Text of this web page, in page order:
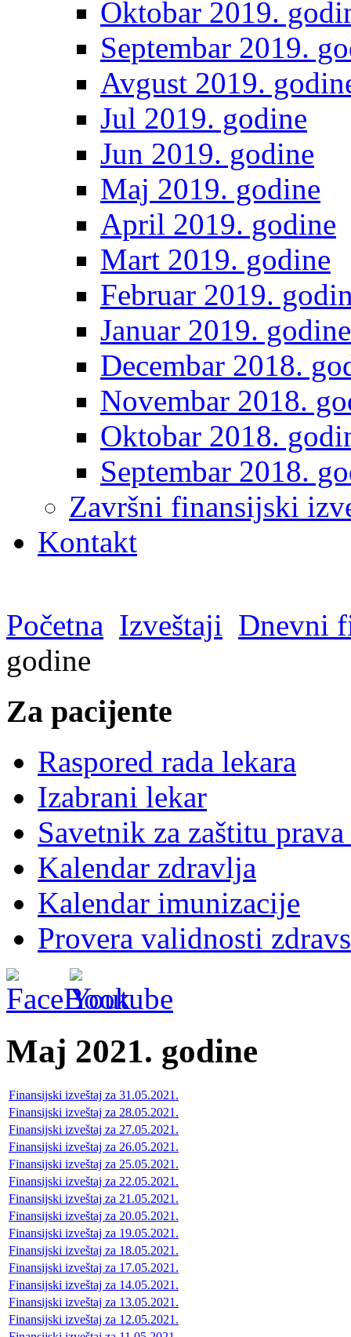
Oktobar 2019.
Septembar 2019.
Avgust 2019.
Jul 2019. godine
Jun 2019. godine
Maj 2019. godine
April 2019. godine
Mart 2019. godine
Februar 2019.
Januar 2019. godine
Decembar 2018.
Novembar 2018.
Oktobar 2018.
Septembar 2018.
Završni finansijski
Kontakt
Početna Izveštaji Dnevni
godine
Za pacijente
Raspored rada lekara
Izabrani lekar
Savetnik za zaštitu
Kalendar zdravlja
Kalendar imunizacije
Provera validnosti
Maj 2021. godine
Finansijski izveštaj za 31.05.2021.
Finansijski izveštaj za 28.05.2021.
Finansijski izveštaj za 27.05.2021.
Finansijski izveštaj za 26.05.2021.
Finansijski izveštaj za 25.05.2021.
Finansijski izveštaj za 22.05.2021.
Finansijski izveštaj za 21.05.2021.
Finansijski izveštaj za 20.05.2021.
Finansijski izveštaj za 19.05.2021.
Finansijski izveštaj za 18.05.2021.
Finansijski izveštaj za 17.05.2021.
Finansijski izveštaj za 14.05.2021.
Finansijski izveštaj za 13.05.2021.
Finansijski izveštaj za 12.05.2021.